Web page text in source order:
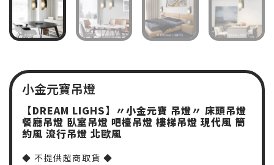
小金元寶吊燈
【DREAM LIGHS】〃小金元寶 吊燈〃 床頭吊燈
餐廳吊燈 臥室吊燈 吧檯吊燈 樓梯吊燈 現代風 簡
約風 流行吊燈 北歐風
◆ 不提供超商取貨 ◆